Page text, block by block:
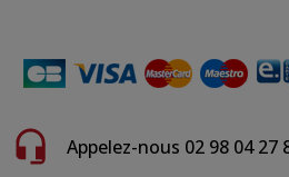
Appelez-nous 02 98 04 27